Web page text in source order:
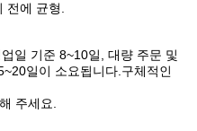
에 균형.
일 기준 8~10일, 대량 주문 및
일이 소요됩니다.구체적인
주세요.